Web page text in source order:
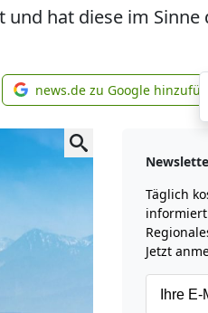
hat diese im Sinne
news.de zu
news.de zu Google
Täglich
Jetzt